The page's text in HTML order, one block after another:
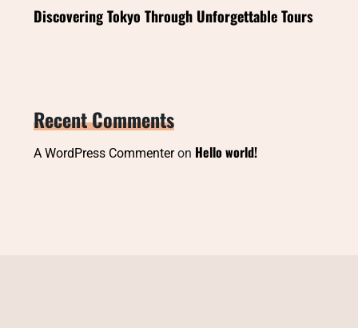
Discovering Tokyo Through Unforgettable Tours
Recent Comments
A WordPress Commenteron Hello world!